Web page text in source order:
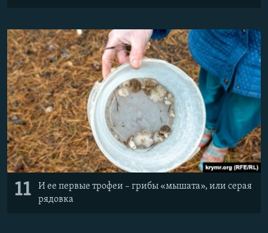
11
И ее первые трофеи – грибы «мышата», или серая
рядовка